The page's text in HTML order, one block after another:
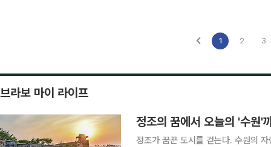
1 2 3
브라보 마이 라이프
정조의 꿈에서 오늘의 '수원'
정조가 꿈꾼 도시를 걷는다. 수원의